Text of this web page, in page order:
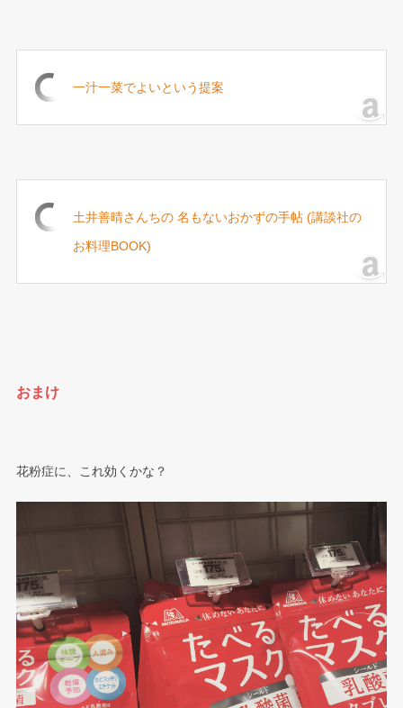
一汁一菜でよいという提案
土井善晴さんちの 名もないおかずの手帖 (講談社の
お料理BOOK)
おまけ
花粉症に、これ効くかな？